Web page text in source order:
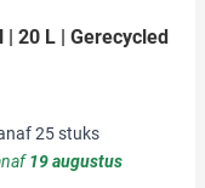
| 20 L | Gerecycled
25 stuks
19 augustus